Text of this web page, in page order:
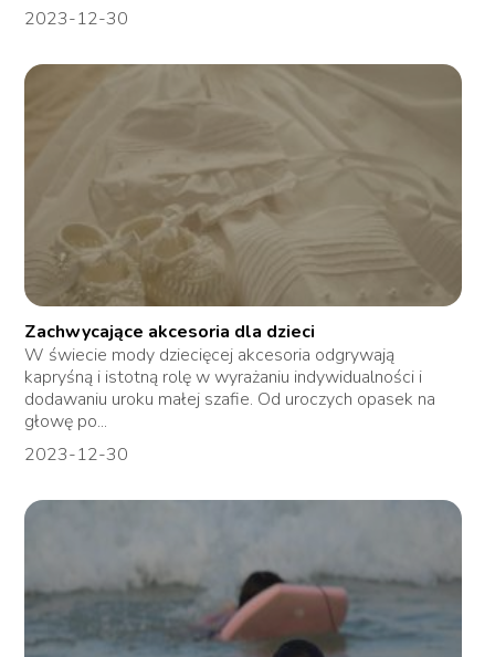
2023-12-30
Zachwycające akcesoria dla dzieci
W świecie mody dziecięcej akcesoria odgrywają
kapryśną i istotną rolę w wyrażaniu indywidualności i
dodawaniu uroku małej szafie. Od uroczych opasek na
głowę po...
2023-12-30